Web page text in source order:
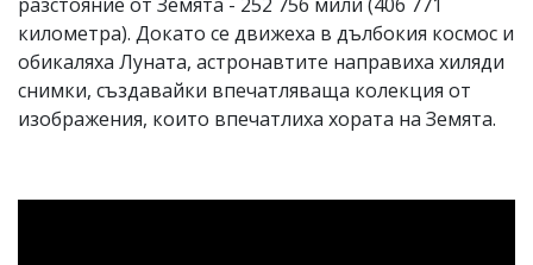
километра). Докато се движеха в дълбокия космос и
обикаляха Луната, астронавтите направиха хиляди
снимки, създавайки впечатляваща колекция от
изображения, които впечатлиха хората на Земята.